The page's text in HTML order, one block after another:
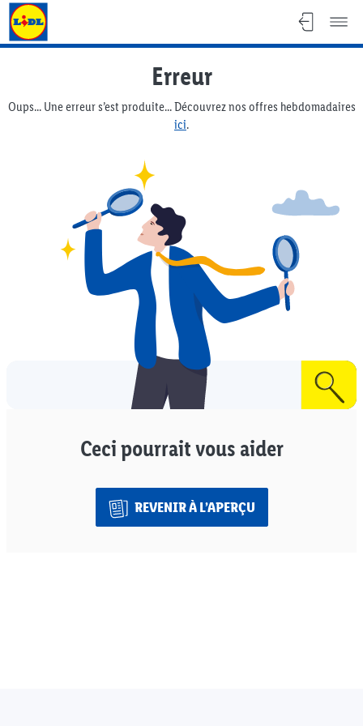
Lidl Flyer
Erreur
Oups... Une erreur s’est produite... Découvrez nos offres hebdomadaires
ici.
Ceci pourrait vous aider
REVENIR À L’APERÇU